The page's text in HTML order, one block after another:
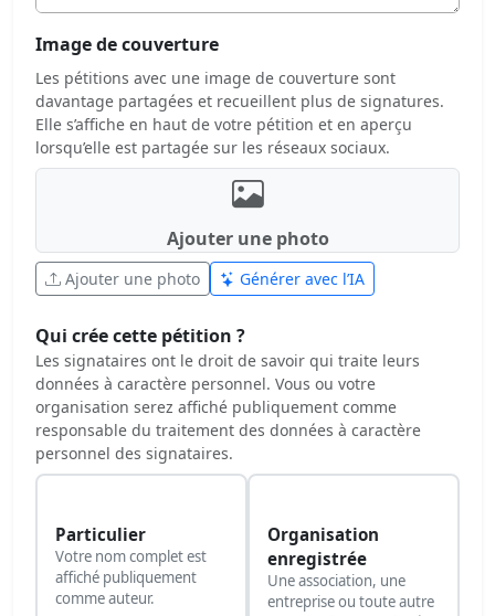
Image de couverture
Les pétitions avec une image de couverture sont
davantage partagées et recueillent plus de signatures.
Elle s’affiche en haut de votre pétition et en aperçu
lorsqu’elle est partagée sur les réseaux sociaux.
Ajouter une photo
Ajouter une photo Générer avec l’IA
Qui crée cette pétition ?
Les signataires ont le droit de savoir qui traite leurs
données à caractère personnel. Vous ou votre
organisation serez affiché publiquement comme
responsable du traitement des données à caractère
personnel des signataires.
Particulier
Votre nom complet est
affiché publiquement
comme auteur.
Organisation
enregistrée
Une association, une
entreprise ou toute autre